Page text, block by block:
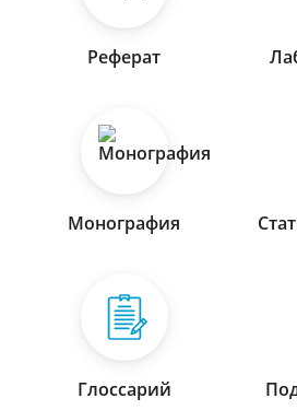
Реферат
Монография
Глоссарий